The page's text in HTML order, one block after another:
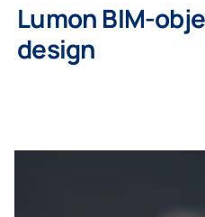
Lumon BIM-
design